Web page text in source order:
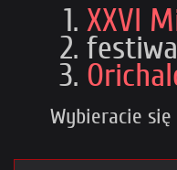
XXVI
Wybieracie